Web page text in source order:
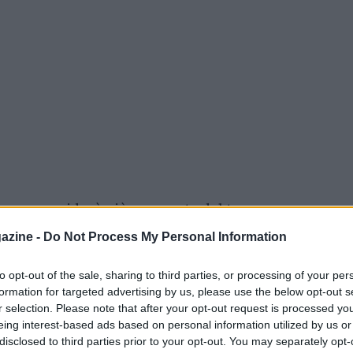
- Do Not Process My Personal Information
opt-out of the sale, sharing to third parties, or processing of your
for targeted advertising by us, please use the below opt-out
selection. Please note that after your opt-out request is processed
interest-based ads based on personal information utilized by us
to third parties prior to your opt-out. You may separately
non guiderà più una moto del team
potrebbe spostarsi in Aprilia ma lui
voglio godermi le mie vacanze. Desidero
Non ho ricevuto nulla da nessuno,